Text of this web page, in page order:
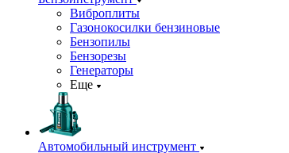
Виброплиты
Газонокосилки бензиновые
Бензопилы
Бензорезы
Генераторы
Еще
Автомобильный инструмент